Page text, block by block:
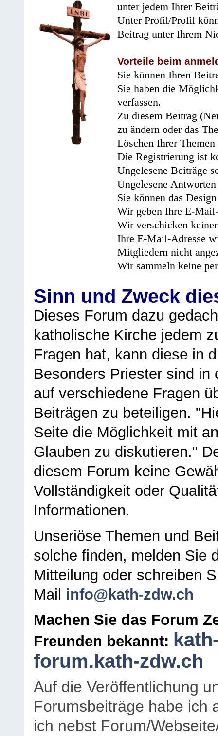
unter jedem Ihrer
Unter Profil/Profil
Beitrag unter Ihrem
Vorteile beim
Sie können Ihren
Sie haben die
verfassen.
Zu diesem Beitrag
zu ändern oder das
Löschen Ihrer
Die Registrierung ist
Ungelesene Beiträge
Ungelesene
Sie können das
Wir geben Ihre E-
Wir verschicken
Ihre E-Mail-Adresse
Mitgliedern nicht
Wir sammeln keine
Sinn und Zweck
Dieses Forum dazu
katholische Kirche jedem
Fragen hat, kann diese in
Besonders Priester sind in
auf verschiedene Fragen
Beiträgen zu beteiligen.
Seite die Möglichkeit mit
Glauben zu diskutieren."
diesem Forum keine
Vollständigkeit oder
Informationen.
Unseriöse Themen und
solche finden, melden Sie
Mitteilung oder schreiben
Mail info@kath-zdw.ch
Machen Sie das Forum
Freunden bekannt:
forum.kath-zdw.ch
Auf die Veröffentlichung
Forumsbeiträge habe ich
ich nebst Forum/